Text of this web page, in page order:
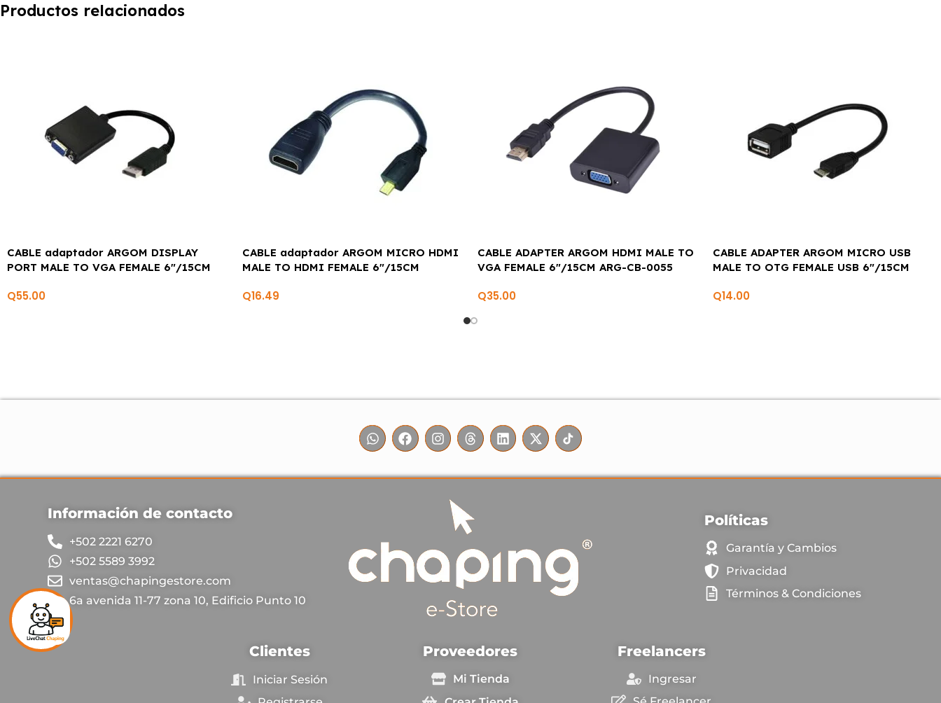
Productos relacionados
CABLE adaptador ARGOM DISPLAY
PORT MALE TO VGA FEMALE 6″/15CM
Q55.00
CABLE adaptador ARGOM MICRO HDMI
MALE TO HDMI FEMALE 6″/15CM
Q16.49
CABLE ADAPTER ARGOM HDMI MALE TO
VGA FEMALE 6″/15CM ARG-CB-0055
Q35.00
CABLE ADAPTER ARGOM MICRO USB
MALE TO OTG FEMALE USB 6″/15CM
Q14.00
Información de contacto
+502 2221 6270
+502 5589 3992
ventas@chapingestore.com
6a avenida 11-77 zona 10, Edificio Punto 10
Políticas
Garantía y Cambios
Privacidad
Términos & Condiciones
Clientes
Iniciar Sesión
Proveedores
Mi Tienda
Freelancers
Ingresar